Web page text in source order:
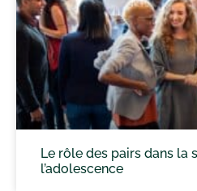
Le rôle des pairs dans la
l’adolescence